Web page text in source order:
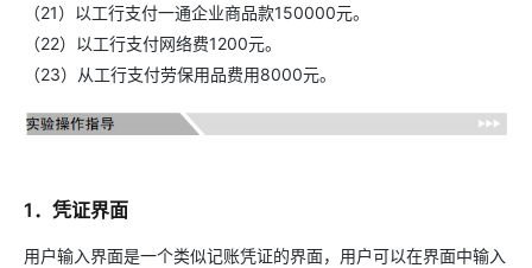
（21）以工行支付一通企业商品款150000元。
（22）以工行支付网络费1200元。
（23）从工行支付劳保用品费用8000元。
1．凭证界面
用户输入界面是一个类似记账凭证的界面，用户可以在界面中输入